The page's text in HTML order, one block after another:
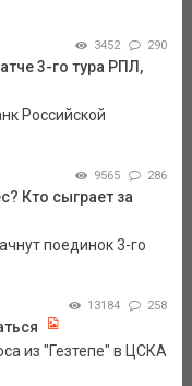
3452 290
3-го тура РПЛ,
Российской
9565 286
Кто сыграет за
поединок 3-го
13184 258
из "Гезтепе" в ЦСКА